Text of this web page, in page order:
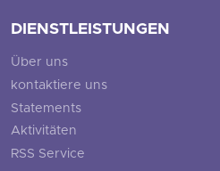
DIENSTLEISTUNGEN
Über uns
kontaktiere uns
Statements
Aktivitäten
RSS Service